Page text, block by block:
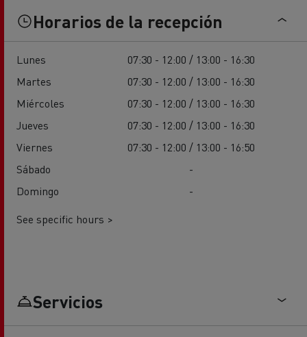
Horarios de la recepción
Lunes
07:30 - 12:00 / 13:00 - 16:30
Martes
07:30 - 12:00 / 13:00 - 16:30
Miércoles
07:30 - 12:00 / 13:00 - 16:30
Jueves
07:30 - 12:00 / 13:00 - 16:30
Viernes
07:30 - 12:00 / 13:00 - 16:50
Sábado
-
Domingo
-
See specific hours >
Servicios